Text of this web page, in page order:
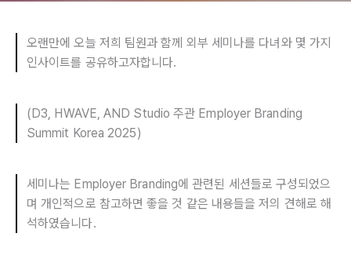
오랜만에 오늘 저희 팀원과 함께 외부 세미나를 다녀와 몇 가지
인사이트를 공유하고자합니다.
(D3, HWAVE, AND Studio 주관 Employer Branding
Summit Korea 2025)
세미나는 Employer Branding에 관련된 세션들로 구성되었으
며 개인적으로 참고하면 좋을 것 같은 내용들을 저의 견해로 해
석하였습니다.